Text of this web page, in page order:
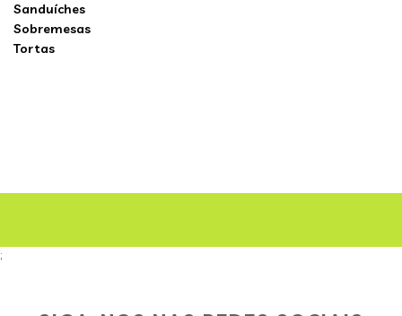
Sanduíches
Sobremesas
Tortas
;